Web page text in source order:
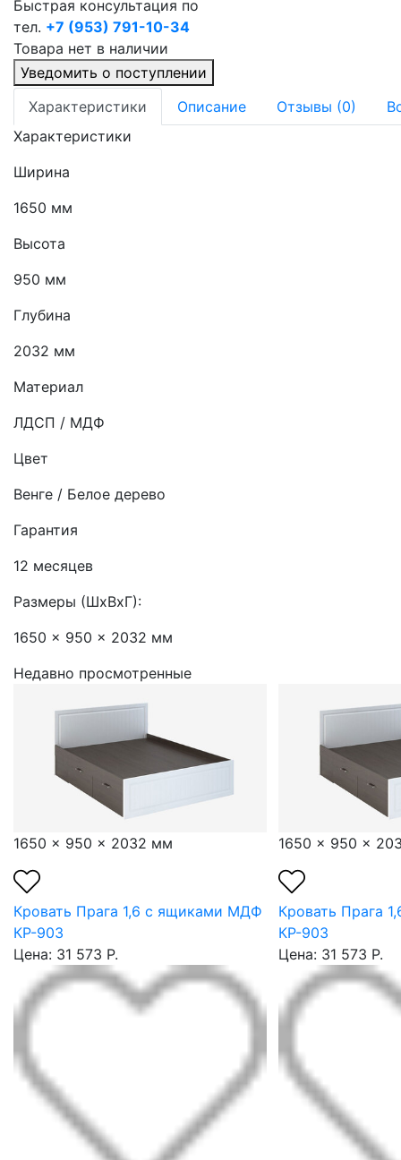
Быстрая консультация по
тел. +7 (953) 791-10-34
Товара нет в наличии
Уведомить о поступлении
Характеристики
Описание Отзывы (0)
Характеристики
Ширина
1650 мм
Высота
950 мм
Глубина
2032 мм
Материал
ЛДСП / МДФ
Цвет
Венге / Белое дерево
Гарантия
12 месяцев
Размеры (ШхВхГ):
1650 x 950 x 2032 мм
Недавно просмотренные
1650 x 950 x 2032 мм
Кровать Прага 1,6 с ящиками МДФ
КР-903
Цена: 31 573 Р.
1650 x 950 x
Кровать Прага
КР-903
Цена: 31 573 Р.